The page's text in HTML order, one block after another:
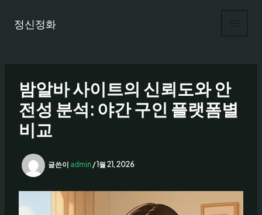
정신정화
밤알바 사이트의 신뢰도와 안
전성 분석: 야간 구인 플랫폼별
비교
글쓴이 admin/1월 21, 2026